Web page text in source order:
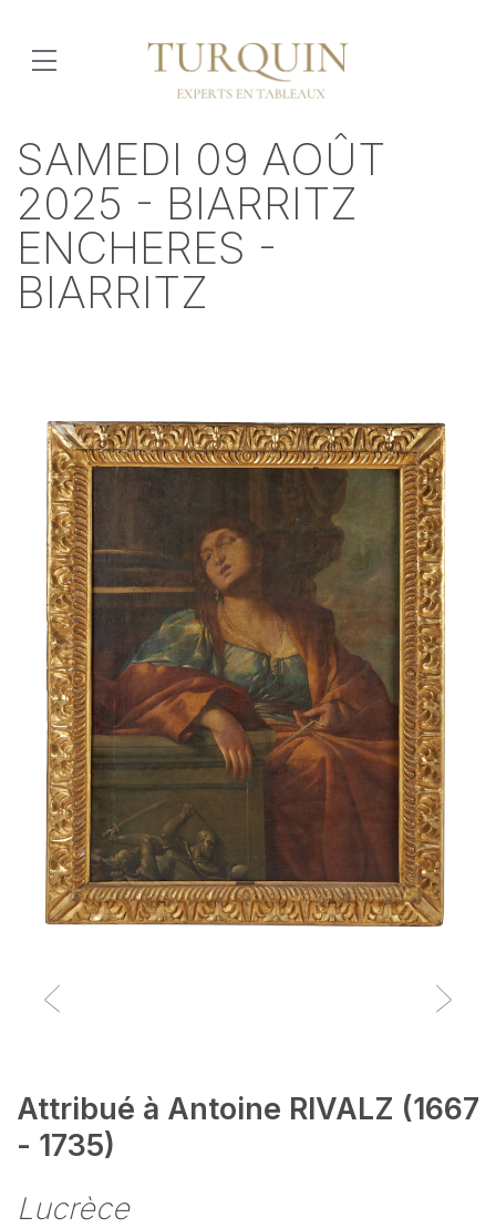
SAMEDI 09 AOÛT
2025 - BIARRITZ
ENCHERES -
BIARRITZ
Attribué à Antoine RIVALZ (1667
- 1735)
Lucrèce